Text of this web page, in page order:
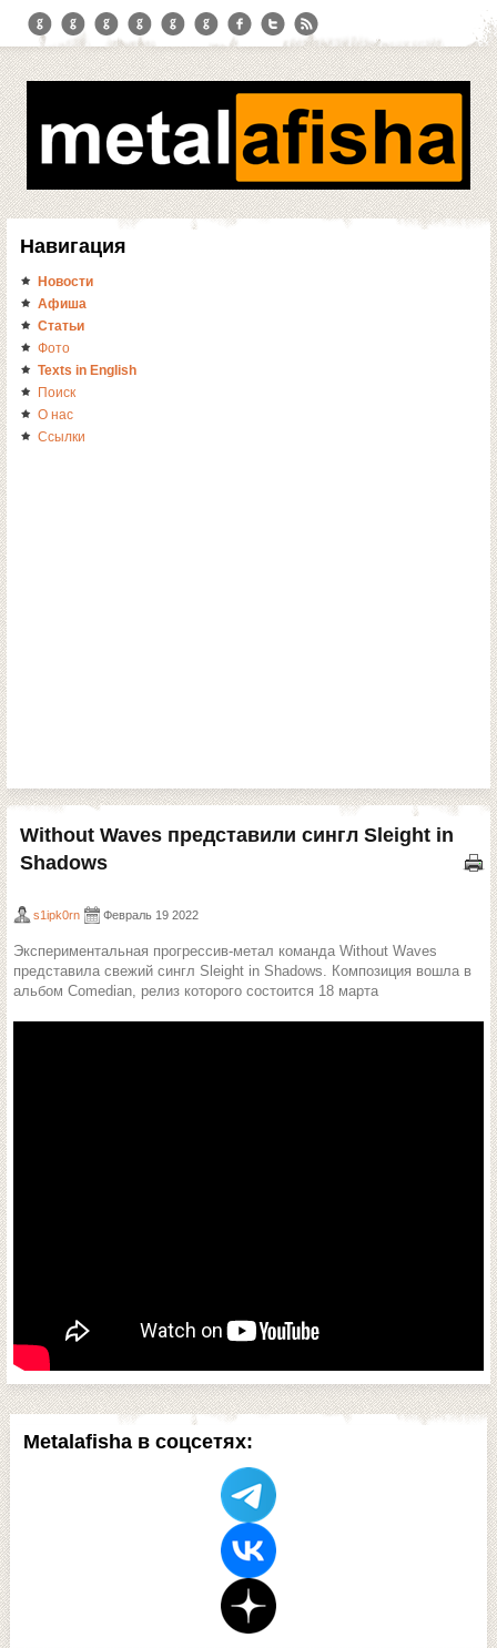
Metalafisha в соцсетях:
Навигация
Новости
Афиша
Статьи
Фото
Texts in English
Поиск
О нас
Ссылки
Without Waves представили сингл Sleight in
Shadows
s1ipk0rn Февраль 19 2022
Экспериментальная прогрессив-метал команда Without Waves
представила свежий сингл Sleight in Shadows. Композиция вошла в
альбом Comedian, релиз которого состоится 18 марта